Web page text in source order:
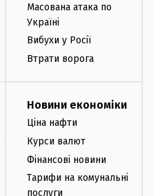
Масована атака по
Україні
Вибухи у Росії
Втрати ворога
Новини економіки
Ціна нафти
Курси валют
Фінансові новини
Тарифи на комунальні
послуги